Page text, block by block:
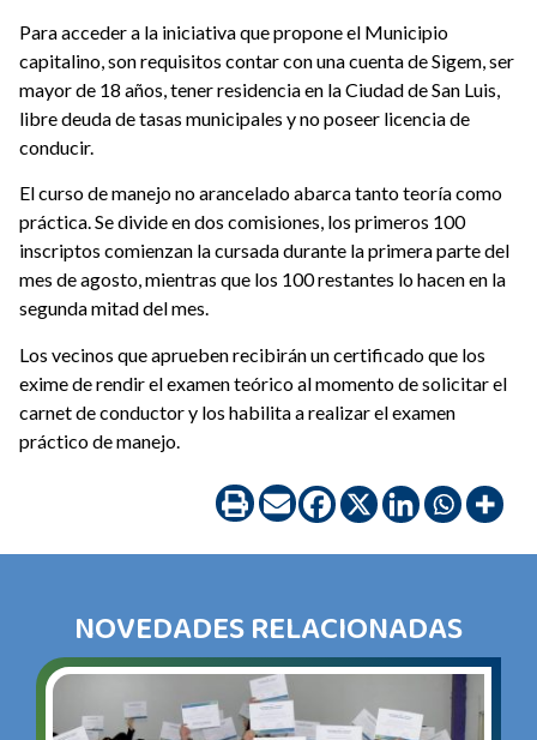
Para acceder a la iniciativa que propone el Municipio
capitalino, son requisitos contar con una cuenta de Sigem, ser
mayor de 18 años, tener residencia en la Ciudad de San Luis,
libre deuda de tasas municipales y no poseer licencia de
conducir.
El curso de manejo no arancelado abarca tanto teoría como
práctica. Se divide en dos comisiones, los primeros 100
inscriptos comienzan la cursada durante la primera parte del
mes de agosto, mientras que los 100 restantes lo hacen en la
segunda mitad del mes.
Los vecinos que aprueben recibirán un certificado que los
exime de rendir el examen teórico al momento de solicitar el
carnet de conductor y los habilita a realizar el examen
práctico de manejo.
NOVEDADES RELACIONADAS